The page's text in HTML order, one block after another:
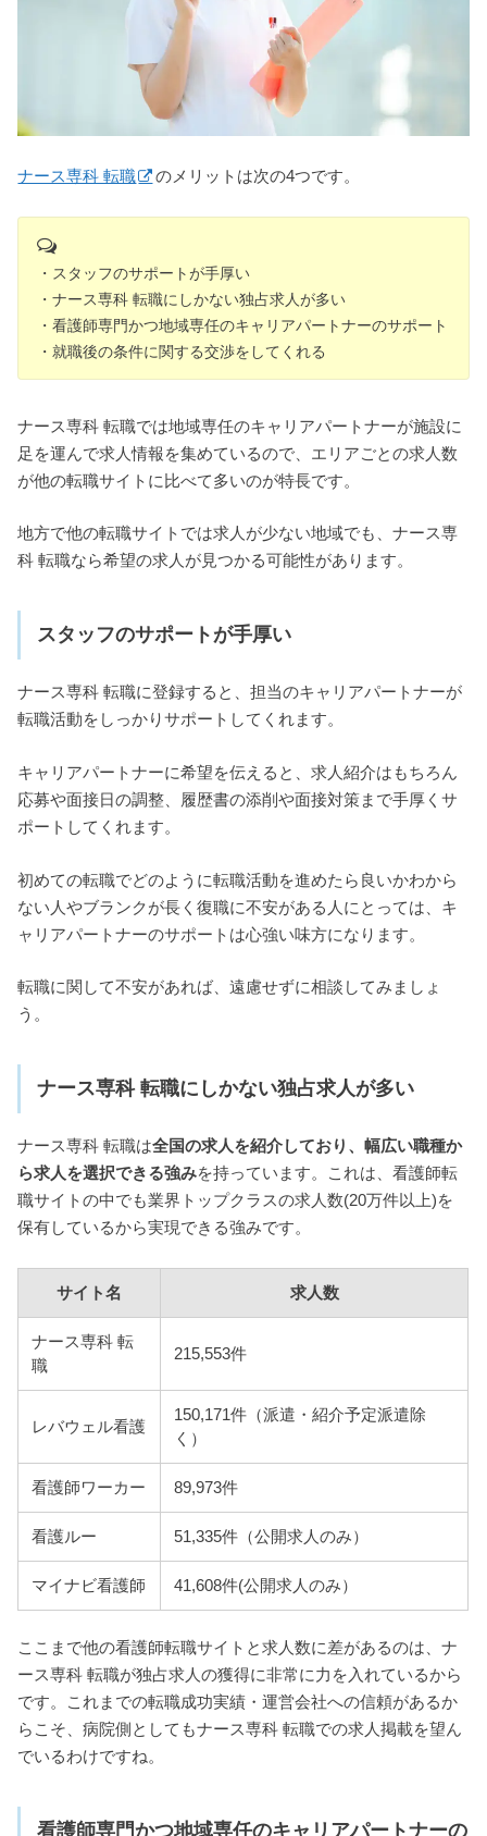
ナース専科 転職 のメリットは次の4つです。
・スタッフのサポートが手厚い
・ナース専科 転職にしかない独占求人が多い
・看護師専門かつ地域専任のキャリアパートナーのサポート
・就職後の条件に関する交渉をしてくれる
ナース専科 転職では地域専任のキャリアパートナーが施設に
足を運んで求人情報を集めているので、エリアごとの求人数
が他の転職サイトに比べて多いのが特長です。
地方で他の転職サイトでは求人が少ない地域でも、ナース専
科 転職なら希望の求人が見つかる可能性があります。
スタッフのサポートが手厚い
ナース専科 転職に登録すると、担当のキャリアパートナーが
転職活動をしっかりサポートしてくれます。
キャリアパートナーに希望を伝えると、求人紹介はもちろん
応募や面接日の調整、履歴書の添削や面接対策まで手厚くサ
ポートしてくれます。
初めての転職でどのように転職活動を進めたら良いかわから
ない人やブランクが長く復職に不安がある人にとっては、キ
ャリアパートナーのサポートは心強い味方になります。
転職に関して不安があれば、遠慮せずに相談してみましょ
う。
ナース専科 転職にしかない独占求人が多い
ナース専科 転職は全国の求人を紹介しており、幅広い職種か
ら求人を選択できる強みを持っています。これは、看護師転
職サイトの中でも業界トップクラスの求人数(20万件以上)を
保有しているから実現できる強みです。
サイト名 求人数
ナース専科 転
職
215,553件
レバウェル看護
150,171件（派遣・紹介予定派遣除
く）
看護師ワーカー 89,973件
看護ルー 51,335件（公開求人のみ）
マイナビ看護師 41,608件(公開求人のみ）
ここまで他の看護師転職サイトと求人数に差があるのは、ナ
ース専科 転職が独占求人の獲得に非常に力を入れているから
です。これまでの転職成功実績・運営会社への信頼があるか
らこそ、病院側としてもナース専科 転職での求人掲載を望ん
でいるわけですね。
看護師専門かつ地域専任のキャリアパートナーの